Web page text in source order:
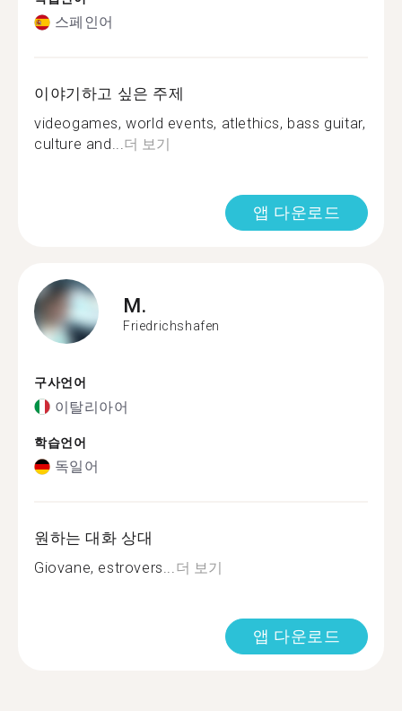
스페인어
이야기하고 싶은 주제
videogames, world events, atlethics, bass guitar,
culture and...더 보기
앱 다운로드
M.
Friedrichshafen
구사언어
이탈리아어
학습언어
독일어
원하는 대화 상대
Giovane, estrovers...더 보기
앱 다운로드